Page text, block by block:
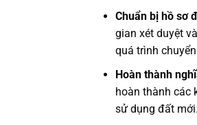
Chuẩn bị hồ sơ
gian xét duyệt
quá trình
Hoàn thành
hoàn thành các
sử dụng đất mới.